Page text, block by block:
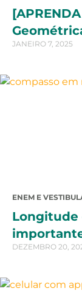
JANEIRO 7, 2025
ENEM E
Longitude
DEZEMBRO 20,